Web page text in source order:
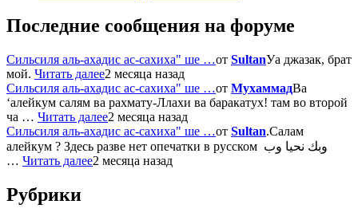
Последние сообщения на форуме
Сильсиля аль-ахадис ас-сахиха" ше …от SultanУа джазак, брат
мой. Читать далее2 месяца назад
Сильсиля аль-ахадис ас-сахиха" ше …от МухаммадВа
‘алейкум салям ва рахмату-Ллахи ва баракатух! там во второй
ча … Читать далее2 месяца назад
Сильсиля аль-ахадис ас-сахиха" ше …от Sultan.Салам
алейкум ? Здесь разве нет опечатки в русском وبك نحيا وب
… Читать далее2 месяца назад
Рубрики